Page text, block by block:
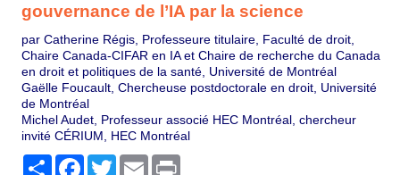
gouvernance de l’IA par la science
par Catherine Régis, Professeure titulaire, Faculté de droit,
Chaire Canada-CIFAR en IA et Chaire de recherche du Canada
en droit et politiques de la santé, Université de Montréal
Gaëlle Foucault, Chercheuse postdoctorale en droit, Université
de Montréal
Michel Audet, Professeur associé HEC Montréal, chercheur
invité CÉRIUM, HEC Montréal
PartagerFacebook
TwitterEmail